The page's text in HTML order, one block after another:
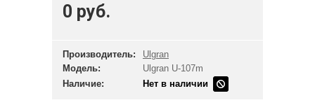
0 руб.
Производитель:
Ulgran
Модель:
Ulgran U-107m
Наличие:
Нет в наличии